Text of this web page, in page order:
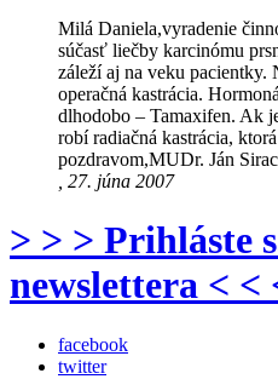
Milá Daniela,vyradenie
súčasť liečby karcinómu
záleží aj na veku pacientky.
operačná kastrácia.
dlhodobo – Tamaxifen. Ak
robí radiačná kastrácia,
pozdravom,MUDr. Ján
, 27. júna 2007
> > > Prihláste
newslettera < <
facebook
twitter